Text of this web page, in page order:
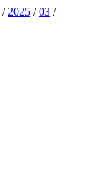
/ 2025 /03 /